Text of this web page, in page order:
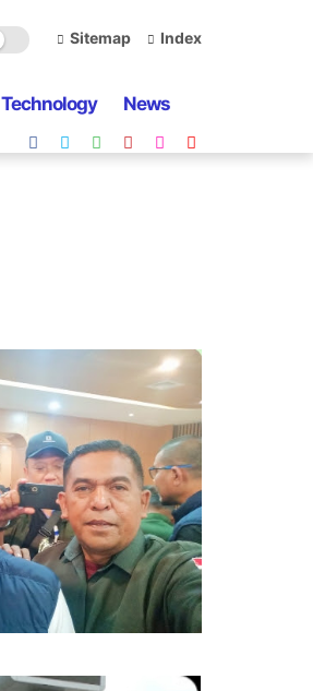
Sitemap Index
Technology News